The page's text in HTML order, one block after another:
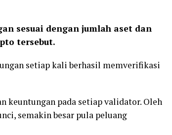
sesuai dengan jumlah aset dan
tersebut.
setiap kali berhasil memverifikasi
keuntungan pada setiap validator. Oleh
semakin besar pula peluang